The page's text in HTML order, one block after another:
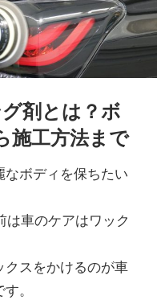
剤とは？ボ
施工方法まで
ボディを保ちたい
は車のケアはワック
クスをかけるのが車
。